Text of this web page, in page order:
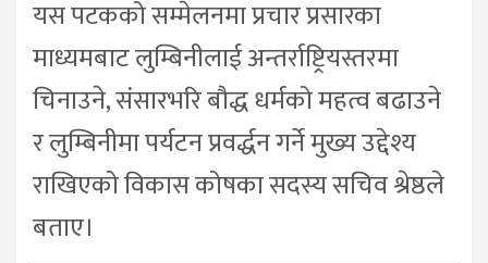
यस पटकको सम्मेलनमा प्रचार प्रसारका
माध्यमबाट लुम्बिनीलाई अन्तर्राष्ट्रियस्तरमा
चिनाउने, संसारभरि बौद्ध धर्मको महत्व बढाउने
र लुम्बिनीमा पर्यटन प्रवर्द्धन गर्ने मुख्य उद्देश्य
राखिएको विकास कोषका सदस्य सचिव श्रेष्ठले
बताए।